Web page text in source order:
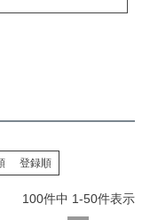
登録順
100件中 1-50件表示